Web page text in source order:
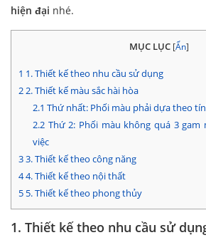
hiện đại nhé.
MỤC LỤC [Ẩn]
1 1. Thiết kế theo nhu cầu sử dụng
22. Thiết kế màu sắc hài hòa
2.1 Thứ nhất: Phối màu phải dựa theo
2.2Thứ 2: Phối màu không quá 3 gam
việc
33. Thiết kế theo công năng
44. Thiết kế theo nội thất
5 5. Thiết kế theo phong thủy
1. Thiết kế theo nhu cầu sử